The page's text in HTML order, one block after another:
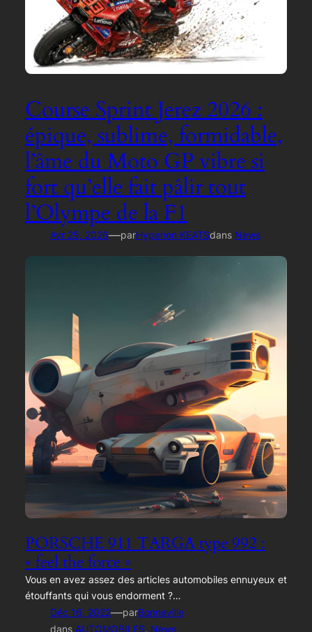
Course Sprint Jerez 2026 :
épique, sublime, formidable,
l’âme du Moto GP vibre si
fort qu’elle fait pâlir tout
l’Olympe de la F1
Avr 25, 2026—parHyperion KEATSdans News
PORSCHE 911 TARGA type 992 :
« feel the force »
Vous en avez assez des articles automobiles ennuyeux et
étouffants qui vous endorment ?…
Déc 16, 2022—parBonneville
dans AUTOMOBILES, News